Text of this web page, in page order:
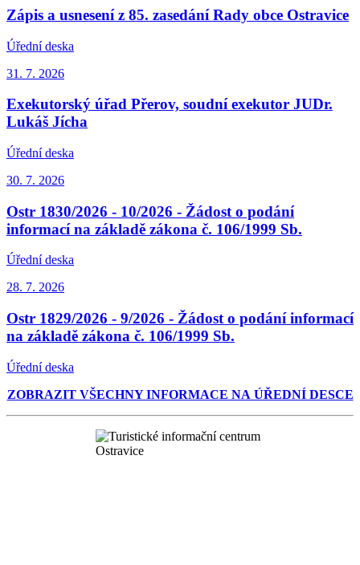
Zápis a usnesení z 85. zasedání Rady obce Ostravice
Úřední deska
31. 7. 2026
Exekutorský úřad Přerov, soudní exekutor JUDr.
Lukáš Jícha
Úřední deska
30. 7. 2026
Ostr 1830/2026 - 10/2026 - Žádost o podání
informací na základě zákona č. 106/1999 Sb.
Úřední deska
28. 7. 2026
Ostr 1829/2026 - 9/2026 - Žádost o podání informací
na základě zákona č. 106/1999 Sb.
Úřední deska
ZOBRAZIT VŠECHNY INFORMACE NA ÚŘEDNÍ DESCE